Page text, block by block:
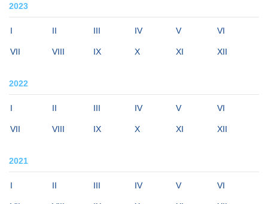
2023
I II III IV V VI
VII VIII IX X XI XII
2022
I II III IV V VI
VII VIII IX X XI XII
2021
I II III IV V VI